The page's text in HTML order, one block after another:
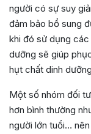
người có sự suy
đảm bảo bổ sung
khi đó sử dụng các
dưỡng sẽ giúp
hụt chất dinh
Một số nhóm đối
hơn bình thường
người lớn tuổi…